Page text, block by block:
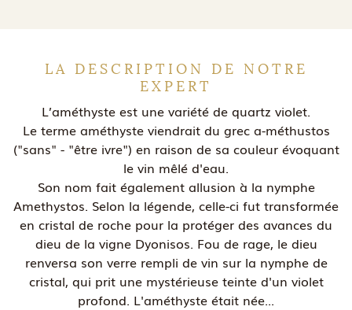
LA DESCRIPTION DE NOTRE
EXPERT
L’améthyste est une variété de quartz violet.
Le terme améthyste viendrait du grec a-méthustos
("sans" - "être ivre") en raison de sa couleur évoquant
le vin mêlé d'eau.
Son nom fait également allusion à la nymphe
Amethystos. Selon la légende, celle-ci fut transformée
en cristal de roche pour la protéger des avances du
dieu de la vigne Dyonisos. Fou de rage, le dieu
renversa son verre rempli de vin sur la nymphe de
cristal, qui prit une mystérieuse teinte d'un violet
profond. L'améthyste était née...